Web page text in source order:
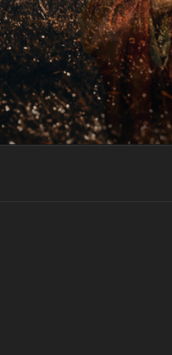
Przejdź
do
treści